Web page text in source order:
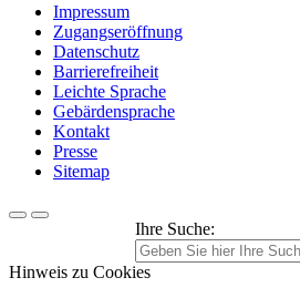
Impressum
Zugangseröffnung
Datenschutz
Barrierefreiheit
Leichte Sprache
Gebärdensprache
Kontakt
Presse
Sitemap
Ihre Suche:
Hinweis zu Cookies